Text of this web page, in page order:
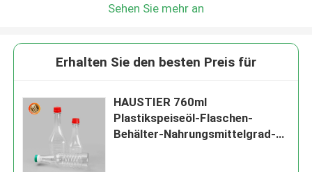
Sehen Sie mehr an
Erhalten Sie den besten Preis für
HAUSTIER 760ml
Plastikspeiseöl-Flaschen-
Behälter-Nahrungsmittelgrad-